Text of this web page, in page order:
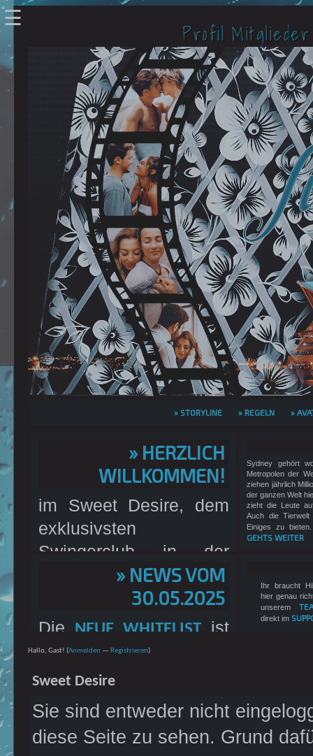
Profil Mitglieder
» STORYLINE » REGELN »
Verbundene Accounts
☰
» HERZLICH
WILLKOMMEN!
im Sweet Desire, dem
exklusivsten
Swingerclub in der
südlichen Hemisphäre.
Wir sind einREALLIFE-
EROTIK-RPGmit einem
FSK18-RATINGund
bespielen das
Sydney, Australien.
Dem Land, wo alles
Sydney gehört
Metropolen der
ziehen jährlich
der ganzen Welt
zieht die Leute
Auch die
Einiges zu
GEHTS WEITER
» NEWS VOM
30.05.2025
Die NEUE WHITELISTist
erschienen! Bitte meldet
euch dort, wenn ihr mit
bleiben möchtet. Es
wurden PNs an die
Ihr braucht
hier genau
unserem
direkt im
Hallo, Gast! (Anmelden — Registrieren)
Sweet Desire
Sie sind entweder nicht
diese Seite zu sehen. Grund